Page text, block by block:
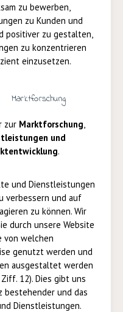
zu bewerben,
zu Kunden und
positiver zu gestalten,
zu konzentrieren
einzusetzen.
Marktforschung
zur Marktforschung
und
.
und Dienstleistungen
verbessern und auf
zu können. Wir
durch unsere Website
von welchen
genutzt werden und
ausgestaltet werden
12). Dies gibt uns
bestehender und das
Dienstleistungen.